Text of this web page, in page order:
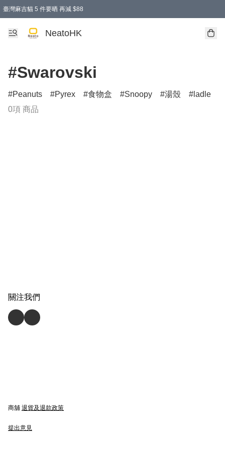
臺灣麻吉貓 5 件要晒 再減 $88
消費即享全單 95 折優惠！
購物滿 HKD 300.00即享免運費優惠！（適用於 特定的送貨方式 )
買麻吉貓廚具套裝免運費
寄送台灣運費滿HKD300 減 HKD50 優惠（不適用於儲物用品及傢俬）
NeatoHK
#Swarovski
Peanuts Pyrex 食物盒 Snoopy 湯殼 ladle
0項 商品
關注我們
商舖 退貨及退款政策
提出意見